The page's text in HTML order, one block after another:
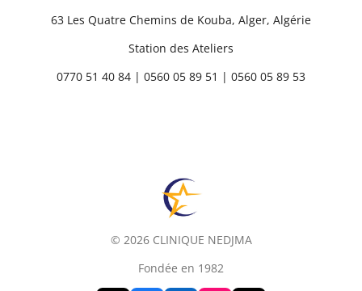
63 Les Quatre Chemins de Kouba, Alger, Algérie
Station des Ateliers
0770 51 40 84 | 0560 05 89 51 | 0560 05 89 53
© 2026 CLINIQUE NEDJMA
Fondée en 1982